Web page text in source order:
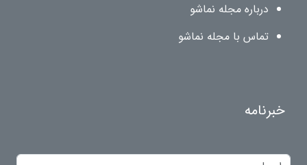
درباره مجله نماشو
تماس با مجله نماشو
خبرنامه